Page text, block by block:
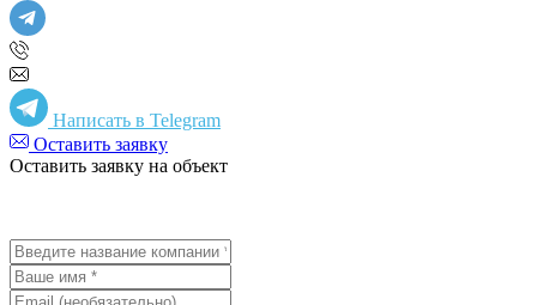
Написать в Telegram
Оставить заявку
Оставить заявку на объект